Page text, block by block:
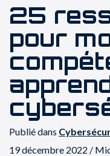
25
pour
Publié dans
19 décembre 2022 /